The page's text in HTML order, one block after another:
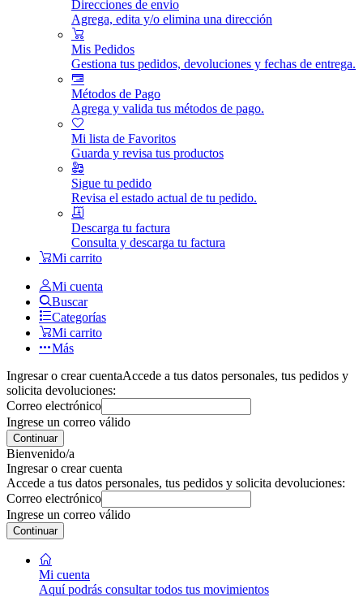
Direcciones de envio
Agrega, edita y/o elimina una dirección
Mis Pedidos
Gestiona tus pedidos, devoluciones y fechas de entrega.
Métodos de Pago
Agrega y valida tus métodos de pago.
Mi lista de Favoritos
Guarda y revisa tus productos
Sigue tu pedido
Revisa el estado actual de tu pedido.
Descarga tu factura
Consulta y descarga tu factura
Mi carrito
Mi cuenta
Buscar
Categorías
Mi carrito
Más
Ingresar o crear cuentaAccede a tus datos personales, tus pedidos y
solicita devoluciones:
Correo electrónico
Ingrese un correo válido
Continuar
Bienvenido/a
Ingresar o crear cuenta
Accede a tus datos personales, tus pedidos y solicita devoluciones:
Correo electrónico
Ingrese un correo válido
Continuar
Mi cuenta
Aquí podrás consultar todos tus movimientos